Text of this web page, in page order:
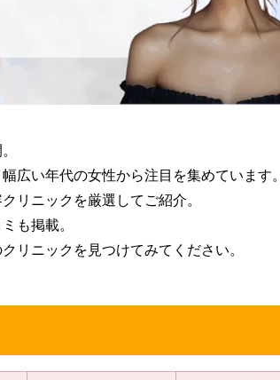
広い年代の女性から注目を集めています。
リニックを厳選してご紹介。
も掲載。
リニックを見つけてみてください。